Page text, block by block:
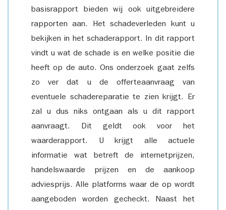
basisrapport bieden wij ook uitgebreidere
rapporten aan. Het schadeverleden kunt u
bekijken in het schaderapport. In dit rapport
vindt u wat de schade is en welke positie die
heeft op de auto. Ons onderzoek gaat zelfs
zo ver dat u de offerteaanvraag van
eventuele schadereparatie te zien krijgt. Er
zal u dus niks ontgaan als u dit rapport
aanvraagt. Dit geldt ook voor het
waarderapport. U krijgt alle actuele
informatie wat betreft de internetprijzen,
handelswaarde prijzen en de aankoop
adviesprijs. Alle platforms waar de op wordt
aangeboden worden gecheckt. Naast het